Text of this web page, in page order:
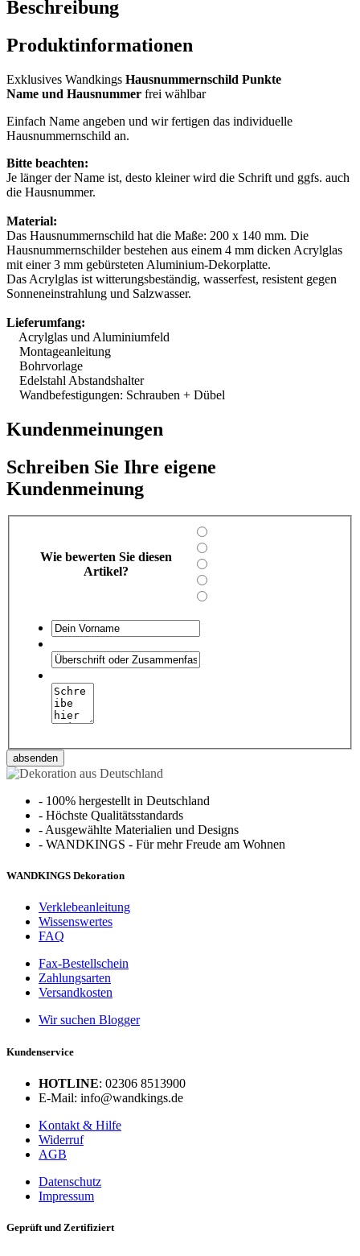
Beschreibung
Produktinformationen
Exklusives Wandkings Hausnummernschild Punkte
Name und Hausnummer frei wählbar
Einfach Name angeben und wir fertigen das individuelle
Hausnummernschild an.
Bitte beachten:
Je länger der Name ist, desto kleiner wird die Schrift und ggfs. auch
die Hausnummer.
Material:
Das Hausnummernschild hat die Maße: 200 x 140 mm. Die
Hausnummernschilder bestehen aus einem 4 mm dicken Acrylglas
mit einer 3 mm gebürsteten Aluminium-Dekorplatte.
Das Acrylglas ist witterungsbeständig, wasserfest, resistent gegen
Sonneneinstrahlung und Salzwasser.
Lieferumfang:
Acrylglas und Aluminiumfeld
Montageanleitung
Bohrvorlage
Edelstahl Abstandshalter
Wandbefestigungen: Schrauben + Dübel
Kundenmeinungen
Schreiben Sie Ihre eigene
Kundenmeinung
Wie bewerten Sie diesen
Artikel?
absenden
- 100% hergestellt in Deutschland
- Höchste Qualitätsstandards
- Ausgewählte Materialien und Designs
- WANDKINGS - Für mehr Freude am Wohnen
WANDKINGS Dekoration
Verklebeanleitung
Wissenswertes
FAQ
Fax-Bestellschein
Zahlungsarten
Versandkosten
Wir suchen Blogger
Kundenservice
HOTLINE: 02306 8513900
E-Mail: info@wandkings.de
Kontakt & Hilfe
Widerruf
AGB
Datenschutz
Impressum
Geprüft und Zertifiziert